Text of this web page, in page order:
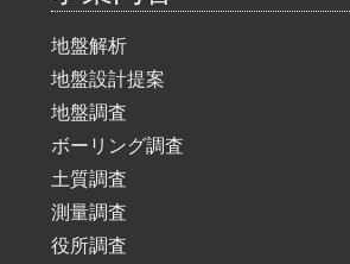
地盤解析
地盤設計提案
地盤調査
ボーリング調査
土質調査
測量調査
役所調査